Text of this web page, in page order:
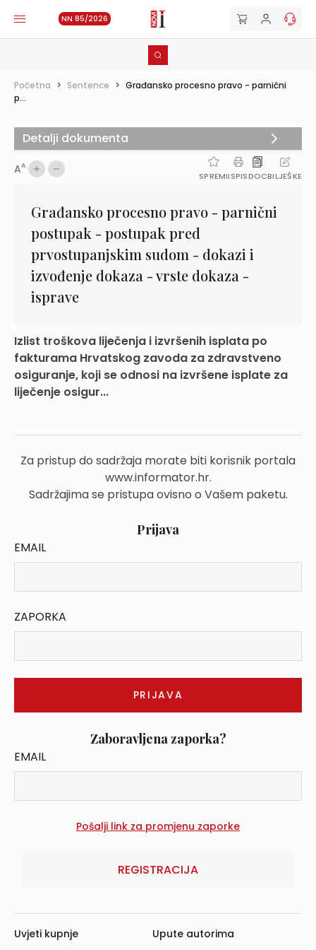
NN 85/2026
Početna > Sentence > Građansko procesno pravo - parnični
p...
AA
SPREMIISPISDOCBILJEŠKE
Građansko procesno pravo - parnični
postupak - postupak pred
prvostupanjskim sudom - dokazi i
izvođenje dokaza - vrste dokaza -
isprave
Izlist troškova liječenja i izvršenih isplata po
fakturama Hrvatskog zavoda za zdravstveno
osiguranje, koji se odnosi na izvršene isplate za
liječenje osigur...
Za pristup do sadržaja morate biti korisnik portala
www.informator.hr.
Sadržajima se pristupa ovisno o Vašem paketu.
Prijava
EMAIL
ZAPORKA
Zaboravljena zaporka?
EMAIL
REGISTRACIJA
Detalji dokumenta
Uvjeti kupnje Upute autorima